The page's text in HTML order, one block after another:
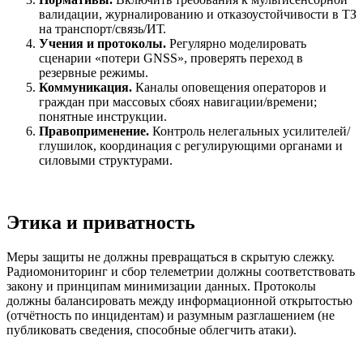
валидации, журналированию и отказоустойчивости в ТЗ
на транспорт/связь/ИТ.
Учения и протоколы. Регулярно моделировать
сценарии «потери GNSS», проверять переход в
резервные режимы.
Коммуникация. Каналы оповещения операторов и
граждан при массовых сбоях навигации/времени;
понятные инструкции.
Правоприменение. Контроль нелегальных усилителей/
глушилок, координация с регулирующими органами и
силовыми структурами.
Этика и приватность
Меры защиты не должны превращаться в скрытую слежку.
Радиомониторинг и сбор телеметрии должны соответствовать
закону и принципам минимизации данных. Протоколы
должны балансировать между информационной открытостью
(отчётность по инцидентам) и разумным разглашением (не
публиковать сведения, способные облегчить атаки).